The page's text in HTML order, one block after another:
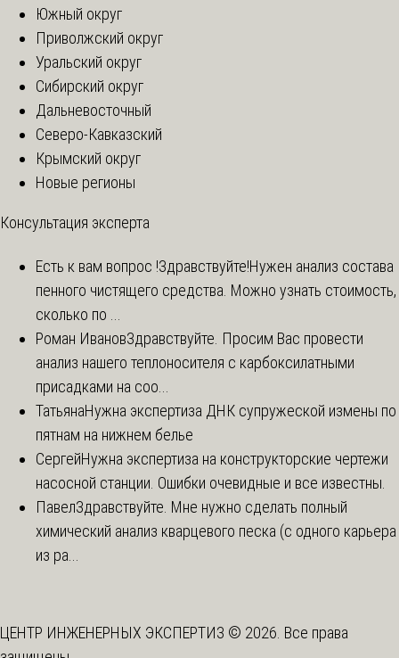
Южный округ
Приволжский округ
Уральский округ
Сибирский округ
Дальневосточный
Северо-Кавказский
Крымский округ
Новые регионы
Консультация эксперта
Есть к вам вопрос !Здравствуйте!Нужен анализ состава
пенного чистящего средства. Можно узнать стоимость,
сколько по ...
Роман ИвановЗдравствуйте. Просим Вас провести
анализ нашего теплоносителя с карбоксилатными
присадками на соо...
ТатьянаНужна экспертиза ДНК супружеской измены по
пятнам на нижнем белье
СергейНужна экспертиза на конструкторские чертежи
насосной станции. Ошибки очевидные и все известны.
ПавелЗдравствуйте. Мне нужно сделать полный
химический анализ кварцевого песка (с одного карьера
из ра...
ЦЕНТР ИНЖЕНЕРНЫХ ЭКСПЕРТИЗ © 2026. Все права